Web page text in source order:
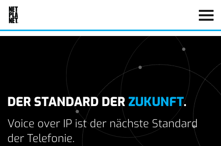
DER STANDARD DER ZUKUNFT.
Voice over IP ist der nächste Standard
der Telefonie.